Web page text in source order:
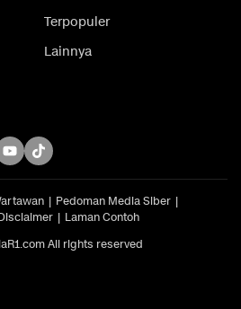
Terpopuler
Lainnya
Pedoman Media Siber
Laman Contoh
All rights reserved